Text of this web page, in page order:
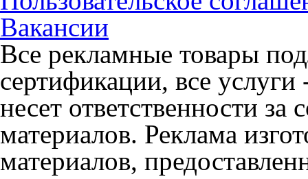
Вакансии
Все рекламные товары
сертификации, все
несет ответственности
материалов. Реклама
материалов,